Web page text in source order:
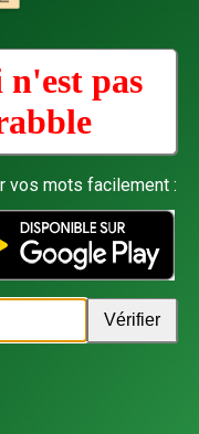
pas
vos mots facilement :